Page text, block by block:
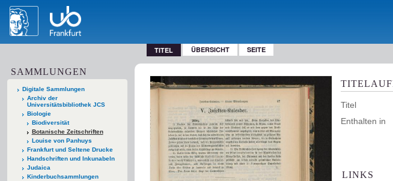
TITEL ÜBERSICHT SEITE
SAMMLUNGEN
Digitale Sammlungen
Archiv der
Universitätsbibliothek JCS
Biologie
Biodiversität
Botanische Zeitschriften
Louise von Panhuys
Frankfurt und Seltene Drucke
Handschriften und Inkunabeln
Judaica
Kinderbuchsammlungen
Titel
Enthalten in
LINKS